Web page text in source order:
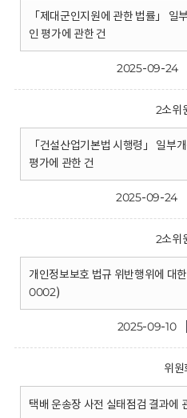
「제대군인지원에 관한 법률」
인 평가에 관한 건
2025-09-24
2소위
「건설산업기본법 시행령」 일부
평가에 관한 건
2025-09-24
2소위
개인정보보호 법규 위반행위에 대
0002)
2025-09-10
위원
택배 운송장 사전 실태점검 결과